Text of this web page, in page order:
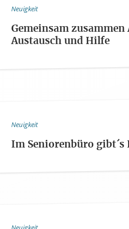
Neuigkeit
Gemeinsam
Austausch und Hilfe
Neuigkeit
Im Seniorenbüro gibt´s